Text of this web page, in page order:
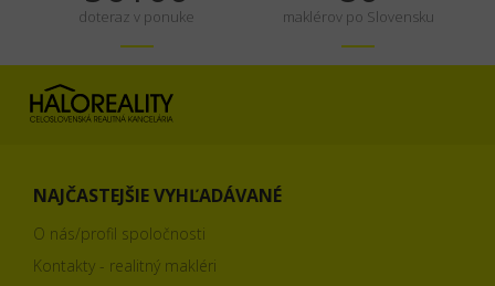
doteraz v ponuke maklérov po Slovensku
NAJČASTEJŠIE VYHĽADÁVANÉ
O nás/profil spoločnosti
Kontakty - realitný makléri